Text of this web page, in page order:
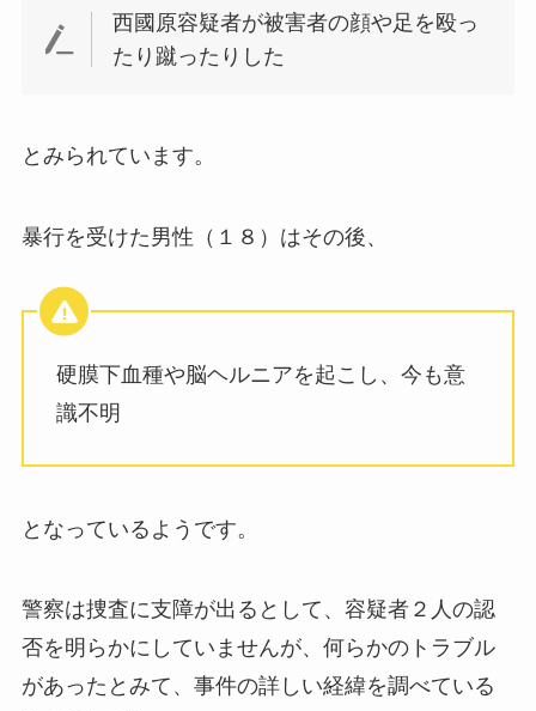
西國原容疑者が被害者の顔や足を殴っ
たり蹴ったりした
とみられています。
暴行を受けた男性（１８）はその後、
硬膜下血種や脳ヘルニアを起こし、今も意
識不明
となっているようです。
警察は捜査に支障が出るとして、容疑者２人の認
否を明らかにしていませんが、何らかのトラブル
があったとみて、事件の詳しい経緯を調べている